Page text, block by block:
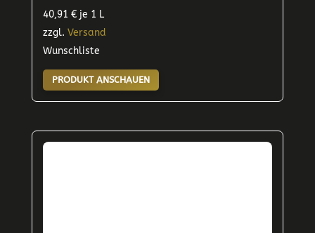
40,91 €je 1 L
zzgl. Versand
Wunschliste
PRODUKT ANSCHAUEN